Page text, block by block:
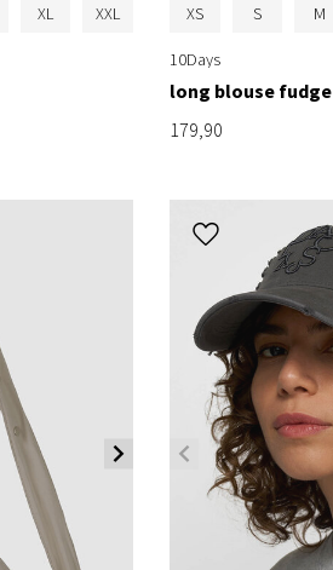
XL XXL XS S M
10Days
long blouse fudge
179,90